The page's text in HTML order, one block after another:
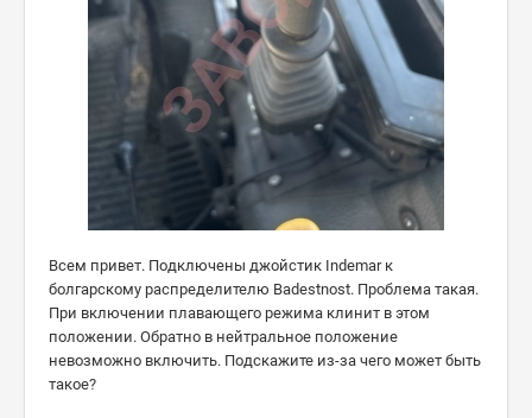
Всем привет. Подключены джойстик Indemar к
болгарскому распределителю Badestnost. Проблема такая.
При включении плавающего режима клинит в этом
положении. Обратно в нейтральное положение
невозможно включить. Подскажите из-за чего может быть
такое?